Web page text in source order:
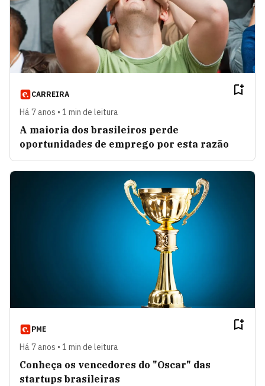
CARREIRA
Há 7 anos • 1 min de leitura
A maioria dos brasileiros perde
oportunidades de emprego por esta razão
PME
Há 7 anos • 1 min de leitura
Conheça os vencedores do "Oscar" das
startups brasileiras